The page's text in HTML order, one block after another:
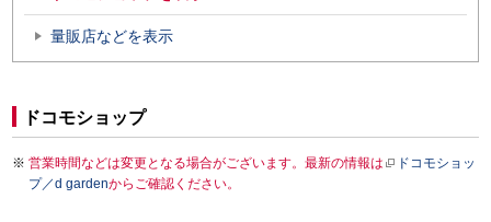
量販店などを表示
ドコモショップ
営業時間などは変更となる場合がございます。最新の情報は
ドコモショッ
プ／d gardenからご確認ください。